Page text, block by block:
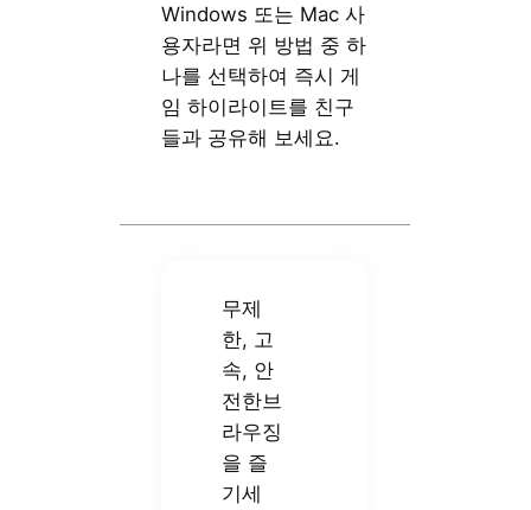
Windows 또는 Mac 사
용자라면 위 방법 중 하
나를 선택하여 즉시 게
임 하이라이트를 친구
들과 공유해 보세요.
무제
한, 고
속, 안
전한브
라우징
을 즐
기세